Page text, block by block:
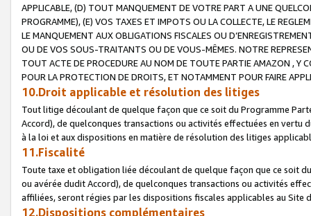
APPLICABLE, (D) TOUT MANQUEMENT DE VOTRE PART A UNE
PROGRAMME), (E) VOS TAXES ET IMPOTS OU LA COLLECTE, LE
LE MANQUEMENT AUX OBLIGATIONS FISCALES OU
OU DE VOS SOUS-TRAITANTS OU DE VOUS-MÊMES. NOTRE
TOUT ACTE DE PROCEDURE AU NOM DE TOUTE PARTIE AMAZON , Y
POUR LA PROTECTION DE DROITS, ET NOTAMMENT POUR FAIRE
10.Droit applicable et résolution des litiges
Tout litige découlant de quelque façon que ce soit du Programme
Accord), de quelconques transactions ou activités effectuées en vertu
à la loi et aux dispositions en matière de résolution des litiges
11.Fiscalité
Toute taxe et obligation liée découlant de quelque façon que ce soit
ou avérée dudit Accord), de quelconques transactions ou activités
affiliées, seront régies par les dispositions fiscales applicables au Site
12.Dispositions complémentaires